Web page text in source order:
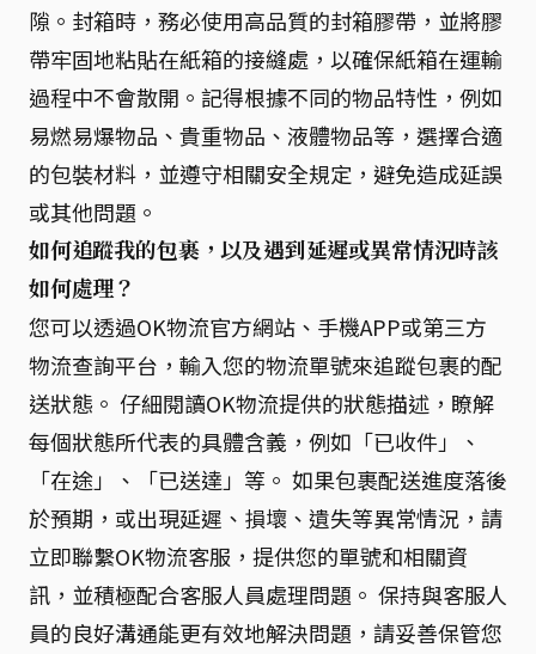
隙。封箱時，務必使用高品質的封箱膠帶，並將膠
帶牢固地粘貼在紙箱的接縫處，以確保紙箱在運輸
過程中不會散開。記得根據不同的物品特性，例如
易燃易爆物品、貴重物品、液體物品等，選擇合適
的包裝材料，並遵守相關安全規定，避免造成延誤
或其他問題。
如何追蹤我的包裹，以及遇到延遲或異常情況時該
如何處理？
您可以透過OK物流官方網站、手機APP或第三方
物流查詢平台，輸入您的物流單號來追蹤包裹的配
送狀態。 仔細閱讀OK物流提供的狀態描述，瞭解
每個狀態所代表的具體含義，例如「已收件」、
「在途」、「已送達」等。 如果包裹配送進度落後
於預期，或出現延遲、損壞、遺失等異常情況，請
立即聯繫OK物流客服，提供您的單號和相關資
訊，並積極配合客服人員處理問題。 保持與客服人
員的良好溝通能更有效地解決問題，請妥善保管您